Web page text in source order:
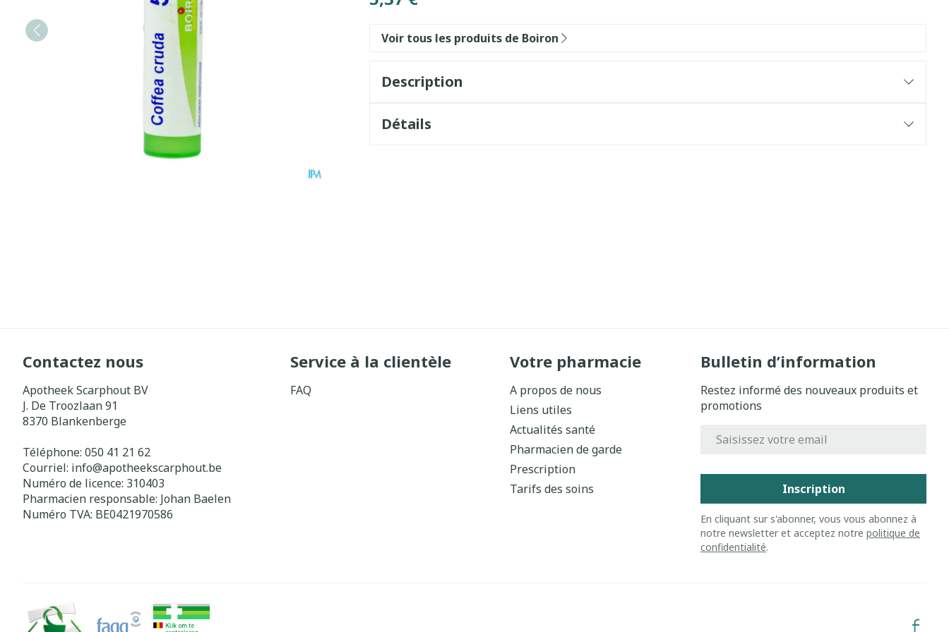
Voir tous les produits de Boiron
Description
Détails
Contactez nous
Apotheek Scarphout BV
J. De Troozlaan 91
8370 Blankenberge
Téléphone: 050 41 21 62
Courriel: info@apotheekscarphout.be
Numéro de licence: 310403
Pharmacien responsable: Johan Baelen
Numéro TVA: BE0421970586
Service à la clientèle
FAQ
Votre pharmacie
A propos de nous
Liens utiles
Actualités santé
Pharmacien de garde
Prescription
Tarifs des soins
Bulletin d’information
Restez informé des nouveaux produits et
promotions
Inscription
En cliquant sur s'abonner, vous vous abonnez à
notre newsletter et acceptez notrepolitique de
confidentialité.